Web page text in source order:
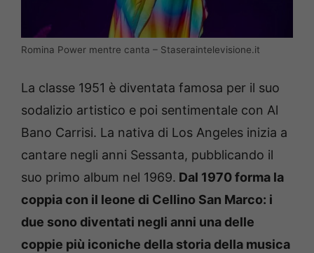
Romina Power mentre canta – Staseraintelevisione.it
La classe 1951 è diventata famosa per il suo
sodalizio artistico e poi sentimentale con Al
Bano Carrisi. La nativa di Los Angeles inizia a
cantare negli anni Sessanta, pubblicando il
suo primo album nel 1969. Dal 1970 forma la
coppia con il leone di Cellino San Marco: i
due sono diventati negli anni una delle
coppie più iconiche della storia della musica